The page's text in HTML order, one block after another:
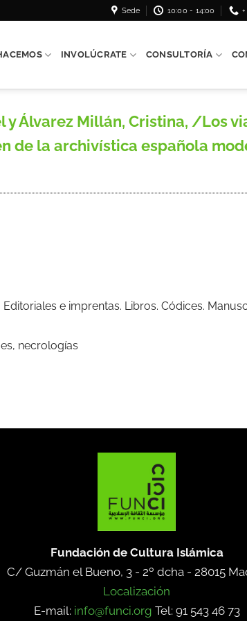
Sede 10:00 - 14:00
INVOLÚCRATE CONSULTORÍA
y Álvarez Millán, Cristina, /Los
de la archivística española
e imprentas. Libros. Códices.
necrologías
Fundación de Cultura Islámica
C/ Guzmán el Bueno, 3 - 2º dcha - 28015
Localización
E-mail: info@funci.org Tel: 91 543 46 73